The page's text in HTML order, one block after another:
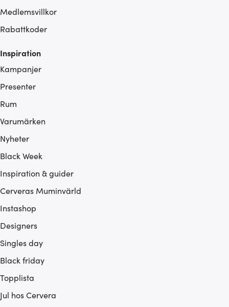
Medlemsvillkor
Rabattkoder
Inspiration
Kampanjer
Presenter
Rum
Varumärken
Nyheter
Black Week
Inspiration & guider
Cerveras Muminvärld
Instashop
Designers
Singles day
Black friday
Topplista
Jul hos Cervera